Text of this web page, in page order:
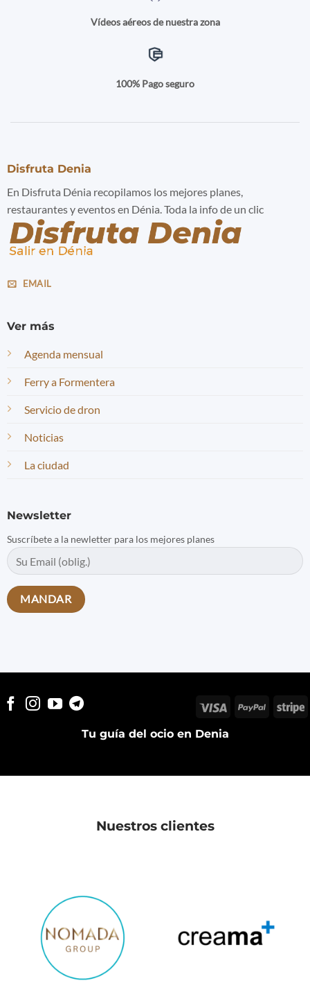
Vídeos aéreos de nuestra zona
100% Pago seguro
Disfruta Denia
En Disfruta Dénia recopilamos los mejores planes,
restaurantes y eventos en Dénia. Toda la info de un clic
EMAIL
Ver más
Agenda mensual
Ferry a Formentera
Servicio de dron
Noticias
La ciudad
Newsletter
Suscríbete a la newletter para los mejores planes
Tu guía del ocio en Denia
Visa PayPal
Nuestros clientes